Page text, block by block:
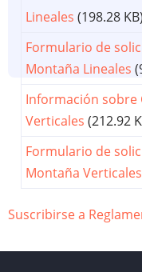
Lineales (198.28 KB)
Formulario de
Montaña Lineales
Información sobre
Verticales (212.92
Formulario de
Montaña Verticales
Paginación
Suscribirse a